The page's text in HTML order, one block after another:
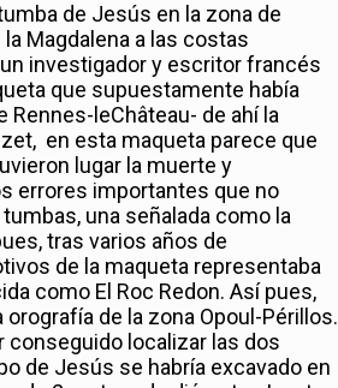
de Jesús en la zona de
Magdalena a las costas
investigador y escritor francés
que supuestamente había
leChâteau- de ahí la
en esta maqueta parece que
lugar la muerte y
errores importantes que no
una señalada como la
tras varios años de
de la maqueta representaba
como El Roc Redon. Así pues,
de la zona Opoul-Périllos.
conseguido localizar las dos
de Jesús se habría excavado en